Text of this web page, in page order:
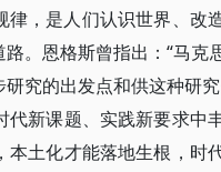
，是人们认识世界、改
。恩格斯曾指出：“马克
究的出发点和供这种研
新课题、实践新要求中
土化才能落地生根，时